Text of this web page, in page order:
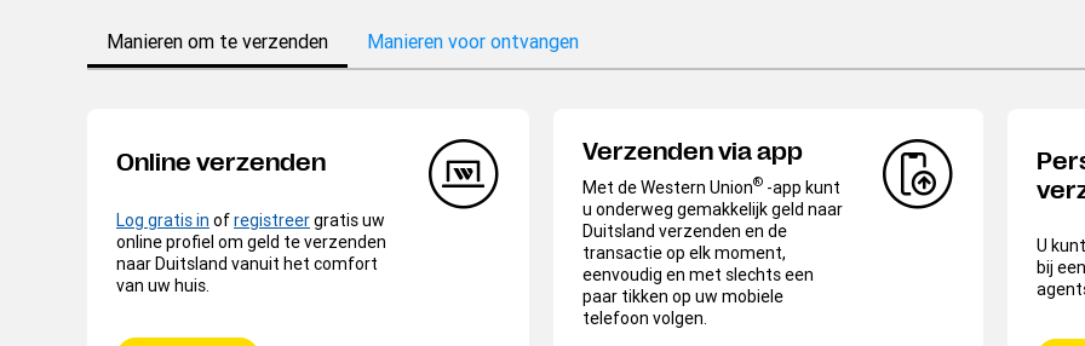
Manieren om te verzenden Manieren voor ontvangen
Online verzenden
Log gratis in ofregistreergratis uw
online profiel om geld te verzenden
naar Duitsland vanuit het comfort
van uw huis.
Verzenden via app
Met de Western Union® -app kunt
u onderweg gemakkelijk geld naar
Duitsland verzenden en de
transactie op elk moment,
eenvoudig en met slechts een
paar tikken op uw mobiele
telefoon volgen.
U
bij